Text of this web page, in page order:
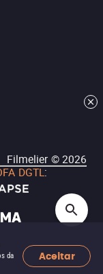
da
Aceitar
Filmelier ©2026
DGTL: